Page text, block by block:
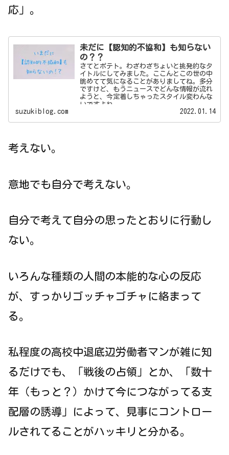
応」。
未だに【認知的不協和】も知らない
の？？
さてとポテト。わざわざちょいと挑発的なタ
イトルにしてみました。ここんとこの世の中
眺めてて気になることがありましてね。多分
ですけど、もうニュースでどんな情報が流れ
ようと、今定着しちゃったスタイル変わんな
いですよね。...
suzukiblog.com 2022.01.14
考えない。
意地でも自分で考えない。
自分で考えて自分の思ったとおりに行動し
ない。
いろんな種類の人間の本能的な心の反応
が、すっかりゴッチャゴチャに絡まって
る。
私程度の高校中退底辺労働者マンが雑に知
るだけでも、「戦後の占領」とか、「数十
年（もっと？）かけて今につながってる支
配層の誘導」によって、見事にコントロー
ルされてることがハッキリと分かる。